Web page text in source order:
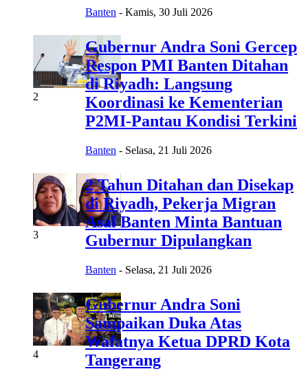
Banten - Kamis, 30 Juli 2026
2
Gubernur Andra Soni Gercep
Respon PMI Banten Ditahan
di Riyadh: Langsung
Koordinasi ke Kementerian
P2MI-Pantau Kondisi Terkini
Banten - Selasa, 21 Juli 2026
3
2 Tahun Ditahan dan Disekap
di Riyadh, Pekerja Migran
Asal Banten Minta Bantuan
Gubernur Dipulangkan
Banten - Selasa, 21 Juli 2026
4
Gubernur Andra Soni
Sampaikan Duka Atas
Wafatnya Ketua DPRD Kota
Tangerang